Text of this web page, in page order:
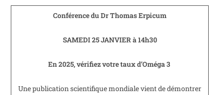
Conférence du Dr Thomas Erpicum
SAMEDI 25 JANVIER à 14h30
En 2025, vérifiez votre taux d’Oméga 3
Une publication scientifique mondiale vient de démontrer